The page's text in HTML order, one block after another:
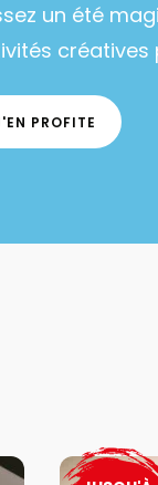
un été
créatives
PROFITE